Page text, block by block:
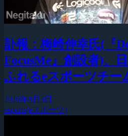
訃報：梅崎伸幸氏(『
FocusMe』創設者)、
ふれるeスポーツチー
2026年8月3日
esports(eスポーツ)